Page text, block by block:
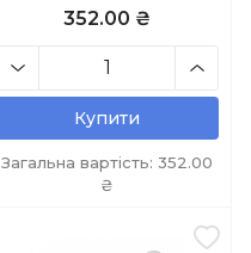
352.00 ₴
Купити
Загальна вартість: 352.00
₴